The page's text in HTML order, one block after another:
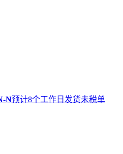
N预计8个工作日发货未税单